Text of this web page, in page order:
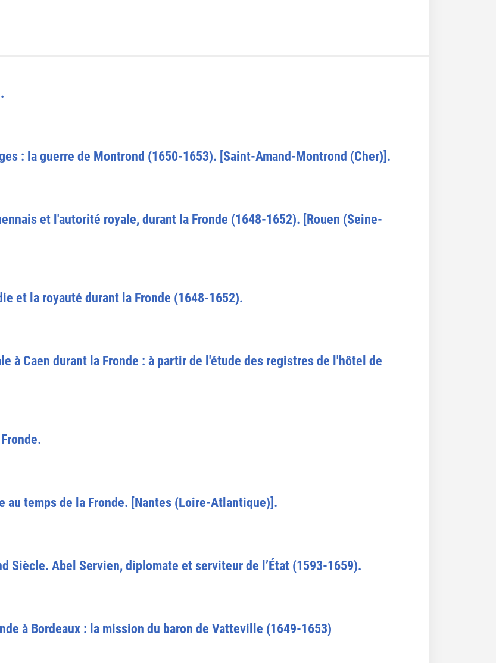
: la guerre de Montrond (1650-1653). [Saint-Amand-Montrond (Cher)].
et l'autorité royale, durant la Fronde (1648-1652). [Rouen (Seine-
et la royauté durant la Fronde (1648-1652).
à Caen durant la Fronde : à partir de l'étude des registres de l'hôtel de
au temps de la Fronde. [Nantes (Loire-Atlantique)].
Siècle. Abel Servien, diplomate et serviteur de l’État (1593-1659).
à Bordeaux : la mission du baron de Vatteville (1649-1653)